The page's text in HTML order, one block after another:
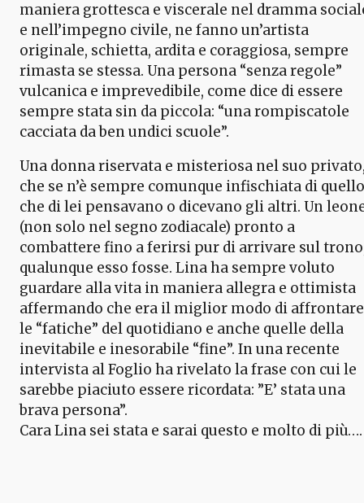
maniera grottesca e viscerale nel dramma
e nell’impegno civile, ne fanno un’artista
originale, schietta, ardita e coraggiosa, sempre
rimasta se stessa. Una persona “senza regole”
vulcanica e imprevedibile, come dice di essere
sempre stata sin da piccola: “una rompiscatole
cacciata da ben undici scuole”.
Una donna riservata e misteriosa nel suo
che se n’è sempre comunque infischiata di quello
che di lei pensavano o dicevano gli altri. Un
(non solo nel segno zodiacale) pronto a
combattere fino a ferirsi pur di arrivare sul
qualunque esso fosse. Lina ha sempre voluto
guardare alla vita in maniera allegra e ottimista
affermando che era il miglior modo di affrontare
le “fatiche” del quotidiano e anche quelle della
inevitabile e inesorabile “fine”. In una recente
intervista al Foglio ha rivelato la frase con cui le
sarebbe piaciuto essere ricordata: ”E’ stata una
brava persona”.
Cara Lina sei stata e sarai questo e molto di più….